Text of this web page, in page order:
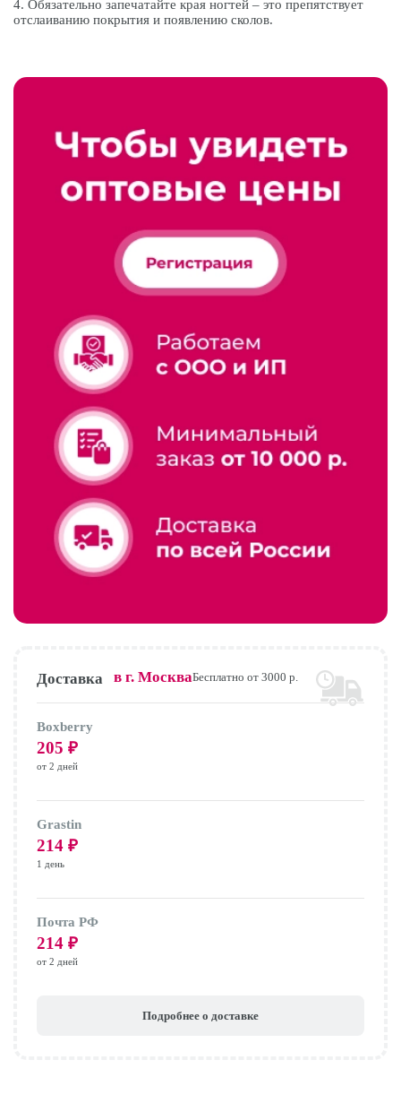
4. Обязательно запечатайте края ногтей – это препятствует
отслаиванию покрытия и появлению сколов.
Доставка в г. МоскваБесплатно от 3000 р.
Boxberry
205 ₽
от 2 дней
Grastin
214 ₽
1 день
Почта РФ
214 ₽
от 2 дней
Подробнее о доставке